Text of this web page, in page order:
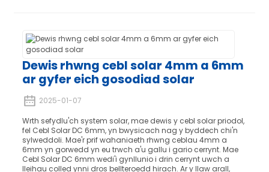
Dewis rhwng cebl solar 4mm a 6mm
ar gyfer eich gosodiad solar
2025-01-07
Wrth sefydlu'ch system solar, mae dewis y cebl solar priodol,
fel Cebl Solar DC 6mm, yn bwysicach nag y byddech chi'n
sylweddoli. Mae'r prif wahaniaeth rhwng ceblau 4mm a
6mm yn gorwedd yn eu trwch a'u gallu i gario cerrynt. Mae
Cebl Solar DC 6mm wedi'i gynllunio i drin cerrynt uwch a
lleihau colled ynni dros bellteroedd hirach. Ar y llaw arall,